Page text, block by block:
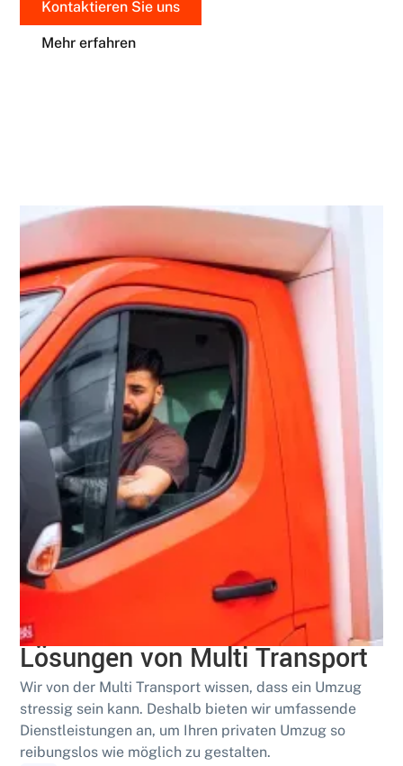
Kontaktieren Sie uns
Mehr erfahren
Geschult
Effiziente Schwertransport-
Lösungen von Multi Transport
Wir von der Multi Transport wissen, dass ein Umzug
stressig sein kann. Deshalb bieten wir umfassende
Dienstleistungen an, um Ihren privaten Umzug so
reibungslos wie möglich zu gestalten.